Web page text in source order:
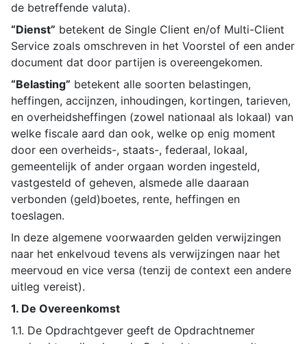
de betreffende valuta).
“Dienst” betekent de Single Client en/of Multi-Client
Service zoals omschreven in het Voorstel of een ander
document dat door partijen is overeengekomen.
“Belasting” betekent alle soorten belastingen,
heffingen, accijnzen, inhoudingen, kortingen, tarieven,
en overheidsheffingen (zowel nationaal als lokaal) van
welke fiscale aard dan ook, welke op enig moment
door een overheids-, staats-, federaal, lokaal,
gemeentelijk of ander orgaan worden ingesteld,
vastgesteld of geheven, alsmede alle daaraan
verbonden (geld)boetes, rente, heffingen en
toeslagen.
In deze algemene voorwaarden gelden verwijzingen
naar het enkelvoud tevens als verwijzingen naar het
meervoud en vice versa (tenzij de context een andere
uitleg vereist).
1. De Overeenkomst
1.1. De Opdrachtgever geeft de Opdrachtnemer